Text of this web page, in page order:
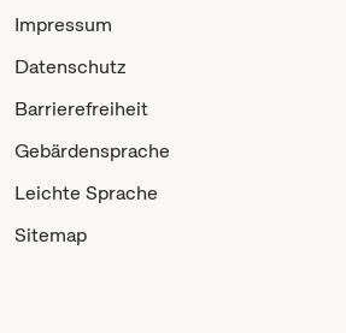
Impressum
Datenschutz
Barrierefreiheit
Gebärdensprache
Leichte Sprache
Sitemap